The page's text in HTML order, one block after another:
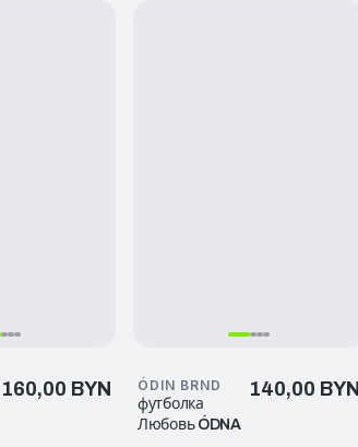
160,00 BYN
ÓDIN BRND
футболка
Любовь ÓDNA
140,00 BYN